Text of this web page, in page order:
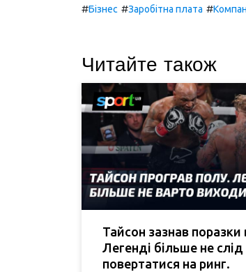
#Бізнес #Заробітна плата #
Читайте також
Тайсон зазнав поразки
Легенді більше не слід
повертатися на ринг.